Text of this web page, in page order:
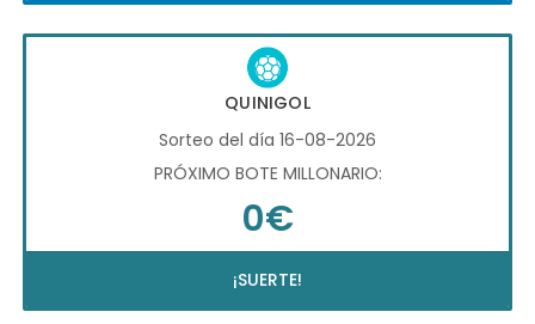
QUINIGOL
Sorteo del día 16-08-2026
PRÓXIMO BOTE MILLONARIO:
0€
¡SUERTE!